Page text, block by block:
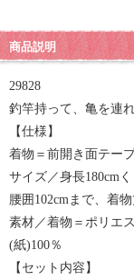
商品説明
29828
釣竿持って、亀を連
【仕様】
着物＝前開き面テー
サイズ／身長180cm
腰囲102cmまで、着
素材／着物＝ポリエ
(紙)100％
【セット内容】